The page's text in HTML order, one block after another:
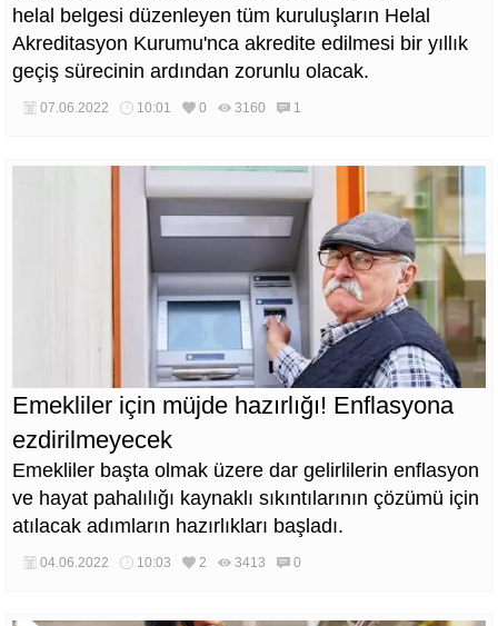
helal belgesi düzenleyen tüm kuruluşların Helal
Akreditasyon Kurumu'nca akredite edilmesi bir yıllık
geçiş sürecinin ardından zorunlu olacak.
07.06.2022 10:01 0 3160 1
Emekliler için müjde hazırlığı! Enflasyona
ezdirilmeyecek
Emekliler başta olmak üzere dar gelirlilerin enflasyon
ve hayat pahalılığı kaynaklı sıkıntılarının çözümü için
atılacak adımların hazırlıkları başladı.
04.06.2022 10:03 2 3413 0